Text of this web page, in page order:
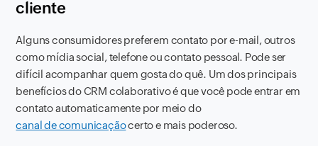
cliente
Alguns consumidores preferem contato por e-mail, outros
como mídia social, telefone ou contato pessoal. Pode ser
difícil acompanhar quem gosta do quê. Um dos principais
benefícios do CRM colaborativo é que você pode entrar em
contato automaticamente por meio do
canal de comunicaçãocerto e mais poderoso.